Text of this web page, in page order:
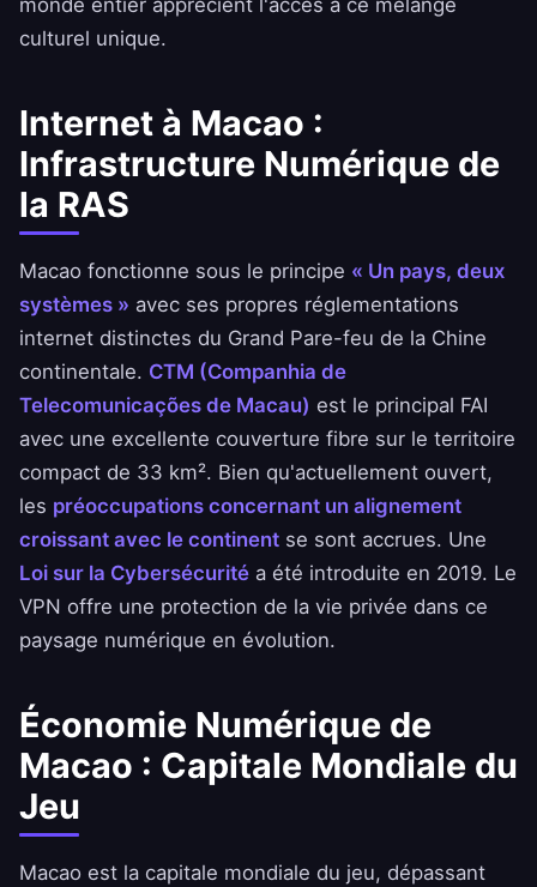
monde entier apprécient l'accès à ce mélange
culturel unique.
Internet à Macao :
Infrastructure Numérique de
la RAS
Macao fonctionne sous le principe « Un pays, deux
systèmes » avec ses propres réglementations
internet distinctes du Grand Pare-feu de la Chine
continentale. CTM (Companhia de
Telecomunicações de Macau) est le principal FAI
avec une excellente couverture fibre sur le territoire
compact de 33 km². Bien qu'actuellement ouvert,
les préoccupations concernant un alignement
croissant avec le continent se sont accrues. Une
Loi sur la Cybersécurité a été introduite en 2019. Le
VPN offre une protection de la vie privée dans ce
paysage numérique en évolution.
Économie Numérique de
Macao : Capitale Mondiale du
Jeu
Macao est la capitale mondiale du jeu, dépassant